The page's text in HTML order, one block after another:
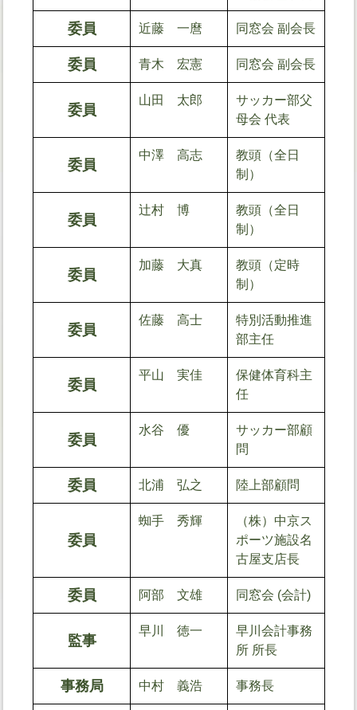
委員 近藤 一麿 同窓会 副会長
委員 青木 宏憲 同窓会 副会長
委員
山田 太郎
サッカー部父
母会 代表
委員
中澤 高志
教頭（全日
制）
委員
辻村 博
教頭（全日
制）
委員
加藤 大真
教頭（定時
制）
委員
佐藤 高士
特別活動推進
部主任
委員
平山 実佳
保健体育科主
任
委員
水谷 優
サッカー部顧
問
委員 北浦 弘之 陸上部顧問
委員
蜘手 秀輝
（株）中京ス
ポーツ施設名
古屋支店長
委員 阿部 文雄 同窓会 (会計)
監事
早川 徳一
早川会計事務
所 所長
事務局 中村 義浩 事務長